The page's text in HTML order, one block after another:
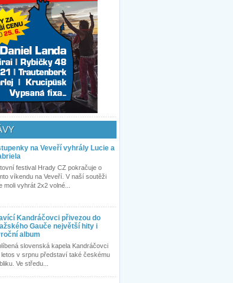
na Veveří vyhrály Lucie a
festival Hrady CZ pokračuje o
víkendu na Veveří. V naší soutěži
moli vyhrát 2x2 volné...
Kandráčovci přivezou do
Gauče největší hity i
album
slovenská kapela Kandráčovci
letos v srpnu představí také českému
Ve středu...